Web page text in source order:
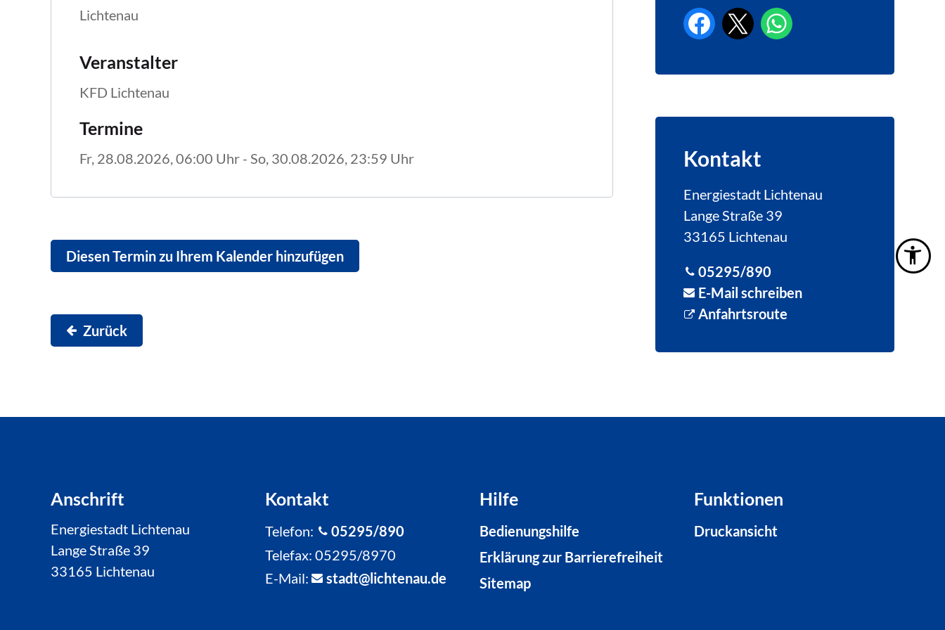
Lichtenau
Veranstalter
KFD Lichtenau
Termine
Fr, 28.08.2026, 06:00 Uhr - So, 30.08.2026, 23:59 Uhr
Diesen Termin zu Ihrem Kalender hinzufügen
Zurück
Kontakt
Energiestadt Lichtenau
Lange Straße 39
33165 Lichtenau
05295/890
E-Mail schreiben
Anfahrtsroute
Anschrift
Energiestadt Lichtenau
Lange Straße 39
33165 Lichtenau
Kontakt
Telefon:
05295/890
Telefax: 05295/8970
E-Mail:
st dt l cht n d
Hilfe
Bedienungshilfe
Erklärung zur Barrierefreiheit
Sitemap
Funktionen
Druckansicht